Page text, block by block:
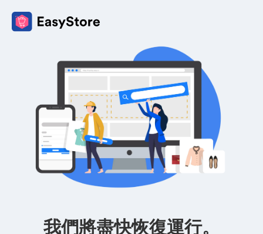
我們將盡快恢復運行。